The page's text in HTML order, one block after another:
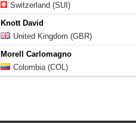
Switzerland (SUI)
Knott David
United Kingdom (GBR)
Morell Carlomagno
Colombia (COL)